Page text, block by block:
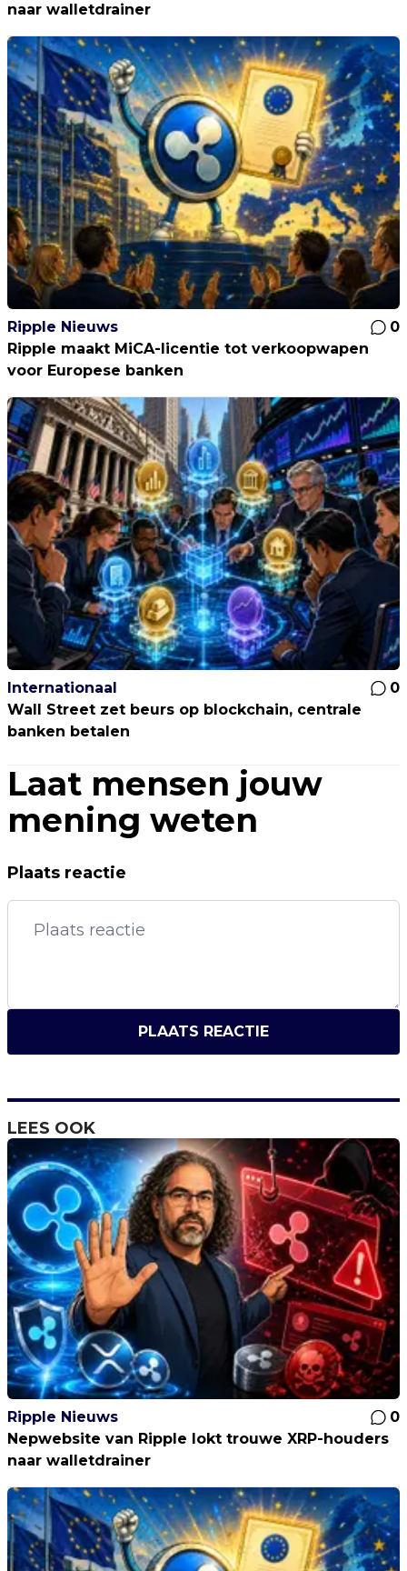
naar walletdrainer
Ripple Nieuws
0
Ripple maakt MiCA-licentie tot verkoopwapen
voor Europese banken
Internationaal
0
Wall Street zet beurs op blockchain, centrale
banken betalen
Laat mensen jouw
mening weten
Plaats reactie
PLAATS REACTIE
LEES OOK
Ripple Nieuws
0
Nepwebsite van Ripple lokt trouwe XRP-houders
naar walletdrainer